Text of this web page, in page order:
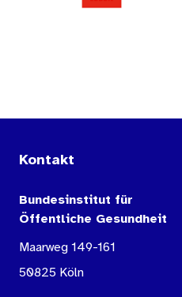
Kontakt
Bundesinstitut für
Öffentliche Gesundheit
Maarweg 149-161
50825 Köln